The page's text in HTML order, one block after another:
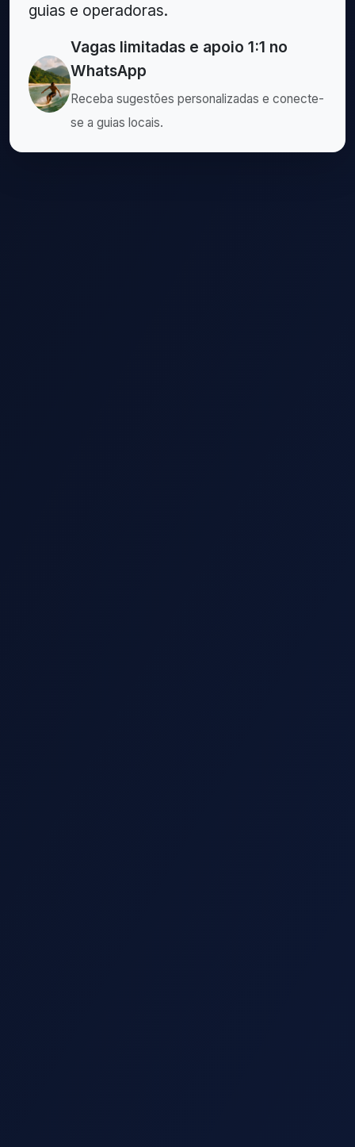
guias e operadoras.
Vagas limitadas e apoio 1:1 no
WhatsApp
Receba sugestões personalizadas e conecte-
se a guias locais.